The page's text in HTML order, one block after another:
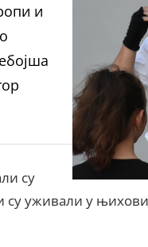
и
су
су уживали у